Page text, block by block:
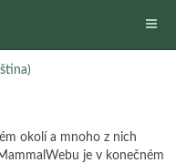
okolí a mnoho z nich
je v konečném